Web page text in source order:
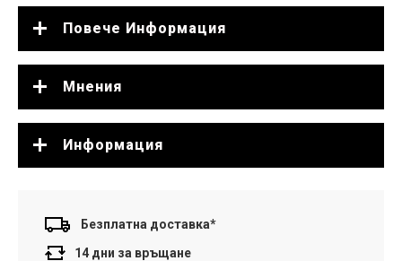
Повече Информация
Мнения
Информация
Безплатна доставка*
14 дни за връщане